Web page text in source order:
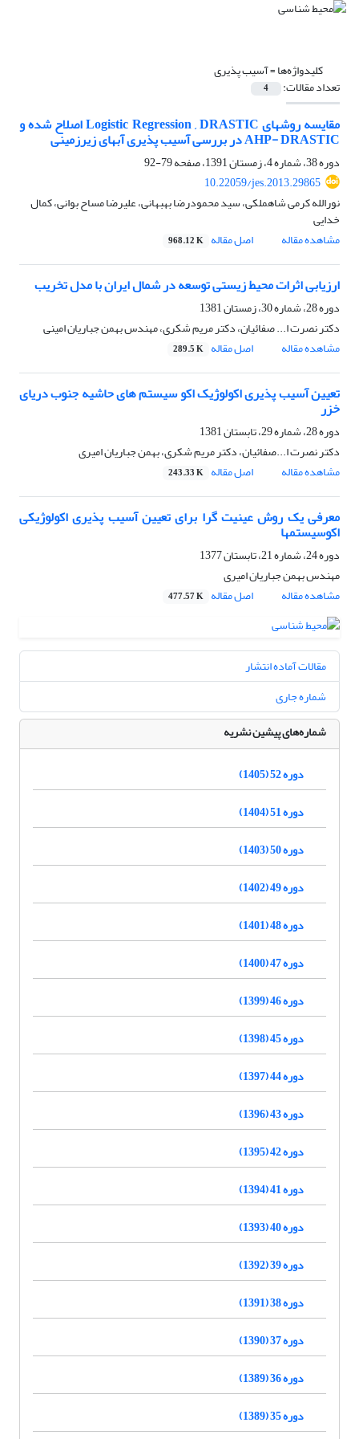
کلیدواژه‌ها =آسیب پذیری
تعداد مقالات: 4
مقایسه روشهای Logistic Regression , DRASTIC اصلاح شده و
AHP- DRASTIC در بررسی آسیب پذیری آبهای زیرزمینی
دوره 38، شماره 4، زمستان 1391، صفحه
79-92
10.22059/jes.2013.29865
نورالله کرمی شاهملکی، سید محمودرضا بهبهانی، علیرضا مساح بوانی، کمال
خدایی
مشاهده مقاله
اصل مقاله 968.12 K
ارزیابی اثرات محیط زیستی توسعه در شمال ایران با مدل تخریب
دوره 28، شماره 30، زمستان 1381
دکتر نصرت ا... صفائیان، دکتر مریم شکری، مهندس بهمن جباریان امینی
مشاهده مقاله
اصل مقاله 289.5 K
تعیین آسیب پذیری اکولوژیک اکو سیستم های حاشیه جنوب دریای
خزر
دوره 28، شماره 29، تابستان 1381
دکتر نصرت ا...صفائیان، دکتر مریم شکری، بهمن جباریان امیری
مشاهده مقاله
اصل مقاله 243.33 K
معرفی یک روش عینیت گرا برای تعیین آسیب پذیری اکولوژیکی
اکوسیستمها
دوره 24، شماره 21، تابستان 1377
مهندس بهمن جباریان امیری
مشاهده مقاله
اصل مقاله 477.57 K
مقالات آماده انتشار
شماره جاری
شماره‌های پیشین نشریه
دوره 52 (1405)
دوره 51 (1404)
دوره 50 (1403)
دوره 49 (1402)
دوره 48 (1401)
دوره 47 (1400)
دوره 46 (1399)
دوره 45 (1398)
دوره 44 (1397)
دوره 43 (1396)
دوره 42 (1395)
دوره 41 (1394)
دوره 40 (1393)
دوره 39 (1392)
دوره 38 (1391)
دوره 37 (1390)
دوره 36 (1389)
دوره 35 (1389)